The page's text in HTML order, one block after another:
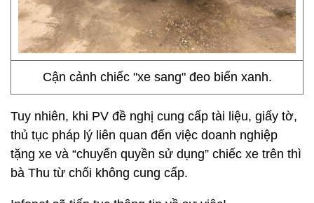
Cận cảnh chiếc "xe sang" đeo biển xanh.
Tuy nhiên, khi PV đề nghị cung cấp tài liệu, giấy tờ,
thủ tục pháp lý liên quan đến việc doanh nghiệp
tặng xe và “chuyển quyền sử dụng” chiếc xe trên thì
bà Thu từ chối không cung cấp.